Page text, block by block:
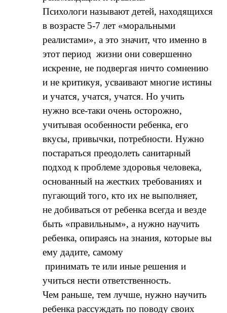
Психологи называют детей, находящихся
в возрасте 5-7 лет «моральными
реалистами», а это значит, что именно в
этот период жизни они совершенно
искренне, не подвергая ничто сомнению
и не критикуя, усваивают многие истины
и учатся, учатся, учатся. Но учить
нужно все-таки очень осторожно,
учитывая особенности ребенка, его
вкусы, привычки, потребности. Нужно
постараться преодолеть санитарный
подход к проблеме здоровья человека,
основанный на жестких требованиях и
пугающий того, кто их не выполняет,
не добиваться от ребенка всегда и везде
быть «правильным», а нужно научить
ребенка, опираясь на знания, которые вы
ему дадите, самому
принимать те или иные решения и
учиться нести ответственность.
Чем раньше, тем лучше, нужно научить
ребенка рассуждать по поводу своих